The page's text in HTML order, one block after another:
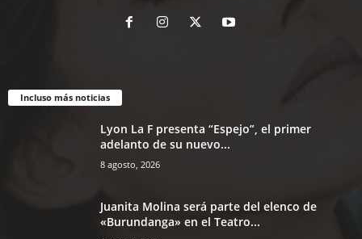
Incluso más noticias
Lyon La F presenta “Espejo”, el primer
adelanto de su nuevo...
8 agosto, 2026
Juanita Molina será parte del elenco de
«Burundanga» en el Teatro...